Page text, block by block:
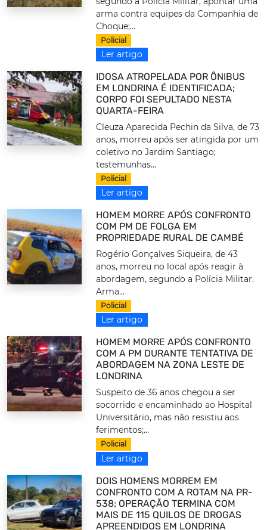
arma contra equipes da Companhia de
Choque;...
Policial
Ler artigo
IDOSA ATROPELADA POR ÔNIBUS
EM LONDRINA É IDENTIFICADA;
CORPO FOI SEPULTADO NESTA
QUARTA-FEIRA
Cleuza Aparecida Pechin da Silva, de 73
anos, morreu após ser atingida por um
coletivo no Jardim Santiago;
testemunhas...
Policial
Ler artigo
HOMEM MORRE APÓS CONFRONTO
COM PM DE FOLGA EM
PROPRIEDADE RURAL DE CAMBÉ
Rogério Gonçalves Siqueira, de 43
anos, morreu no local após reagir à
abordagem, segundo a Polícia Militar.
Arma...
Policial
Ler artigo
HOMEM MORRE APÓS CONFRONTO
COM A PM DURANTE TENTATIVA DE
ABORDAGEM NA ZONA LESTE DE
LONDRINA
Suspeito de 36 anos chegou a ser
socorrido e encaminhado ao Hospital
Universitário, mas não resistiu aos
ferimentos;...
Policial
Ler artigo
DOIS HOMENS MORREM EM
CONFRONTO COM A ROTAM NA PR-
538; OPERAÇÃO TERMINA COM
MAIS DE 115 QUILOS DE DROGAS
APREENDIDOS EM LONDRINA